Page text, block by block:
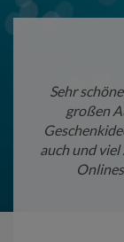
Sehr
großen
auch und